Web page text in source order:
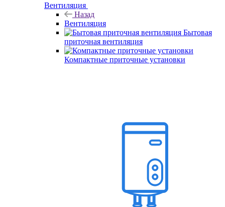
Вентиляция
Назад
Вентиляция
Бытовая
приточная вентиляция
Компактные приточные установки